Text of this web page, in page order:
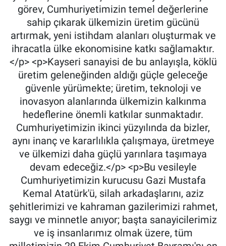
görev, Cumhuriyetimizin temel değerlerine
sahip çıkarak ülkemizin üretim gücünü
artırmak, yeni istihdam alanları oluşturmak ve
ihracatla ülke ekonomisine katkı sağlamaktır.
</p> <p>Kayseri sanayisi de bu anlayışla, köklü
üretim geleneğinden aldığı güçle geleceğe
güvenle yürümekte; üretim, teknoloji ve
inovasyon alanlarında ülkemizin kalkınma
hedeflerine önemli katkılar sunmaktadır.
Cumhuriyetimizin ikinci yüzyılında da bizler,
aynı inanç ve kararlılıkla çalışmaya, üretmeye
ve ülkemizi daha güçlü yarınlara taşımaya
devam edeceğiz.</p> <p>Bu vesileyle
Cumhuriyetimizin kurucusu Gazi Mustafa
Kemal Atatürk'ü, silah arkadaşlarını, aziz
şehitlerimizi ve kahraman gazilerimizi rahmet,
saygı ve minnetle anıyor; başta sanayicilerimiz
ve iş insanlarımız olmak üzere, tüm